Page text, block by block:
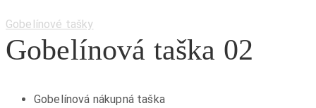
Category:
Gobelínové tašky
Gobelínová taška 02
Gobelínová nákupná taška